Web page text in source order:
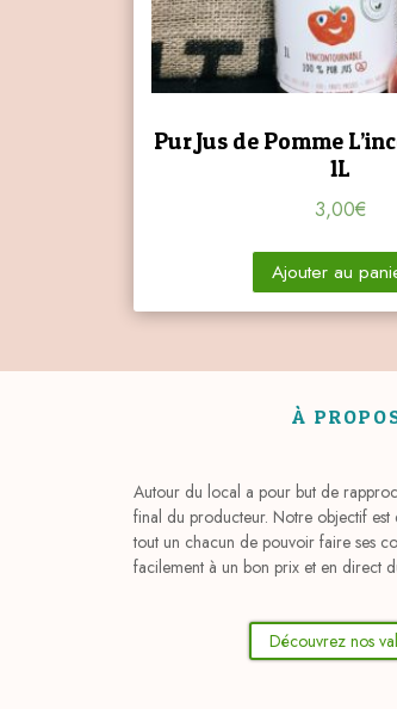
Pur Jus de Pomme
1L
3,00€
Ajouter au
À
Autour du local a pour but de
final du producteur. Notre objectif est
tout un chacun de pouvoir faire ses
facilement à un bon prix et en direct
Découvrez nos